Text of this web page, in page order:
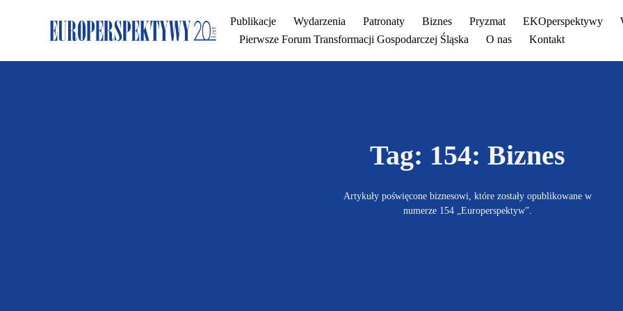
Publikacje Wydarzenia Patronaty Biznes Pryzmat EKOperspektywy
Pierwsze Forum Transformacji Gospodarczej Śląska
O nas Kontakt
Tag: 154: Biznes
Artykuły poświęcone biznesowi, które zostały opublikowane w
numerze 154 „Europerspektyw”.